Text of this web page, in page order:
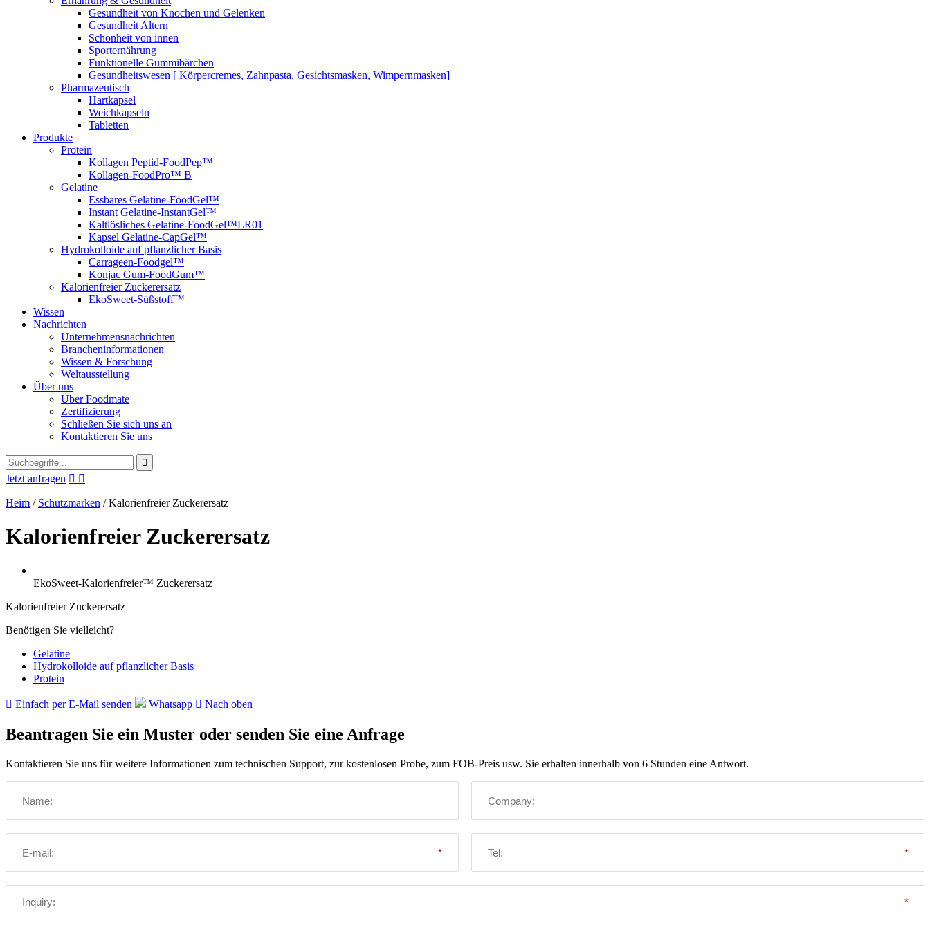
Gesundheit von Knochen und Gelenken
Gesundheit Altern
Schönheit von innen
Sporternährung
Funktionelle Gummibärchen
Gesundheitswesen [ Körpercremes, Zahnpasta, Gesichtsmasken, Wimpernmasken]
Pharmazeutisch
Hartkapsel
Weichkapseln
Tabletten
Produkte
Protein
Kollagen Peptid-FoodPep™
Kollagen-FoodPro™ B
Gelatine
Essbares Gelatine-FoodGel™
Instant Gelatine-InstantGel™
Kaltlösliches Gelatine-FoodGel™LR01
Kapsel Gelatine-CapGel™
Hydrokolloide auf pflanzlicher Basis
Carrageen-Foodgel™
Konjac Gum-FoodGum™
Kalorienfreier Zuckerersatz
EkoSweet-Süßstoff™
Wissen
Nachrichten
Unternehmensnachrichten
Brancheninformationen
Wissen & Forschung
Weltausstellung
Über uns
Über Foodmate
Zertifizierung
Schließen Sie sich uns an
Kontaktieren Sie uns
Jetzt anfragen  
Heim / Schutzmarken /Kalorienfreier Zuckerersatz
Kalorienfreier Zuckerersatz
EkoSweet-Kalorienfreier™ Zuckerersatz
Kalorienfreier Zuckerersatz
Benötigen Sie vielleicht?
Gelatine
Hydrokolloide auf pflanzlicher Basis
Protein
 Einfach per E-Mail senden Whatsapp  Nach oben
Beantragen Sie ein Muster oder senden Sie eine Anfrage
Kontaktieren Sie uns für weitere Informationen zum technischen Support, zur kostenlosen Probe, zum FOB-Preis usw. Sie erhalten innerhalb von 6 Stunden eine Antwort.